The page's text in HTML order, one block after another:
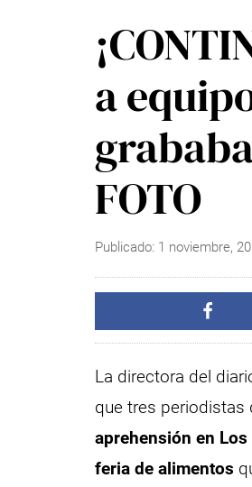
a
FOTO
Publicado: 1 noviembre,
La directora del
que tres
aprehensión en
feria de alimentos